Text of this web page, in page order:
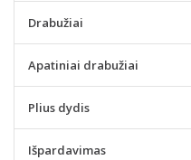
Drabužiai
Apatiniai drabužiai
Plius dydis
Išpardavimas